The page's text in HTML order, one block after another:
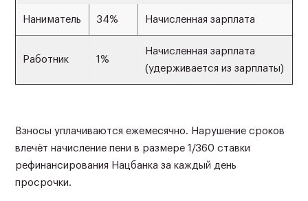
Наниматель 34% Начисленная зарплата
Работник 1%
Начисленная зарплата
(удерживается из зарплаты)
Взносы уплачиваются ежемесячно. Нарушение сроков
влечёт начисление пени в размере 1/360 ставки
рефинансирования Нацбанка за каждый день
просрочки.